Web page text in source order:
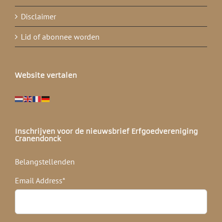
Disclaimer
Lid of abonnee worden
Website vertalen
Inschrijven voor de nieuwsbrief Erfgoedvereniging
Cranendonck
Belangstellenden
Email Address*